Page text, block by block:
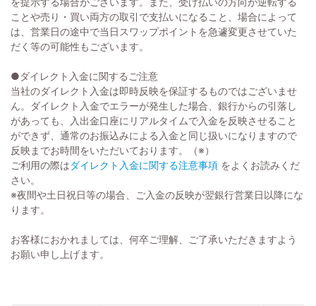
ことや売り・買い両方の取引で支払いになること、場合によって
は、営業日の途中で当日スワップポイントを急遽変更させていた
だく等の可能性もございます。
●ダイレクト入金に関するご注意
当社のダイレクト入金は即時反映を保証するものではございませ
ん。ダイレクト入金でエラーが発生した場合、銀行からの引落し
があっても、入出金口座にリアルタイムで入金を反映させること
ができず、通常のお振込みによる入金と同じ扱いになりますので
反映までお時間をいただいております。（※）
ご利用の際はダイレクト入金に関する注意事項 をよくお読みくだ
さい。
※夜間や土日祝日等の場合、ご入金の反映が翌銀行営業日以降にな
ります。
お客様におかれましては、何卒ご理解、ご了承いただきますよう
お願い申し上げます。